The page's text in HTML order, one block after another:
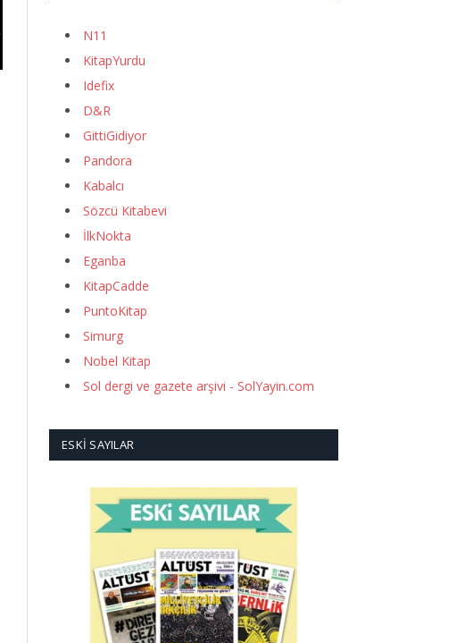
N11
KitapYurdu
Idefix
D&R
GittiGidiyor
Pandora
Kabalcı
Sözcü Kitabevi
İlkNokta
Eganba
KitapCadde
PuntoKitap
Simurg
Nobel Kitap
Sol dergi ve gazete arşivi - SolYayin.com
ESKI SAYILAR